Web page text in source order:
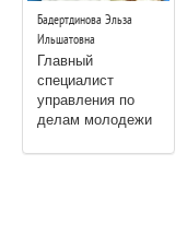
Бадертдинова Эльза
Ильшатовна
Главный
специалист
управления по
делам молодежи